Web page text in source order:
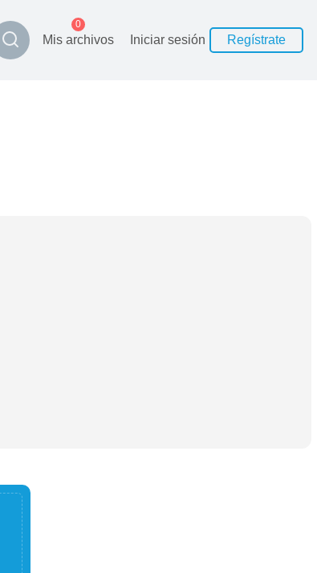
Mis archivos
0
Iniciar sesión Regístrate